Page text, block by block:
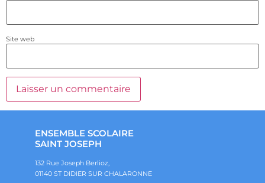
Site web
ENSEMBLE SCOLAIRE
SAINT JOSEPH
132 Rue Joseph Berlioz,
01140 ST DIDIER SUR CHALARONNE